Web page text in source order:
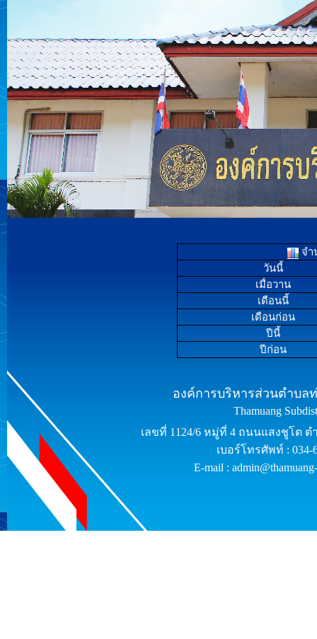
จำ
วันนี้
เมื่อวาน
เดือนนี้
เดือนก่อน
ปีนี้
ปีก่อน
องค์การบริหารส่วนตำบล
Thamuang
เลขที่ 1124/6 หมู่ที่ 4 ถนนแสงชูโต
เบอร์โทรศัพท์ : 034-
E-mail :